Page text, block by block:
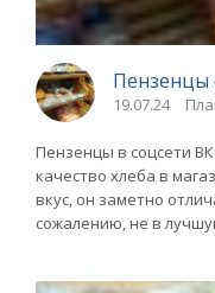
Пензенцы
19.07.24
Пензенцы в соцсети
качество хлеба в
вкус, он заметно
сожалению, не в